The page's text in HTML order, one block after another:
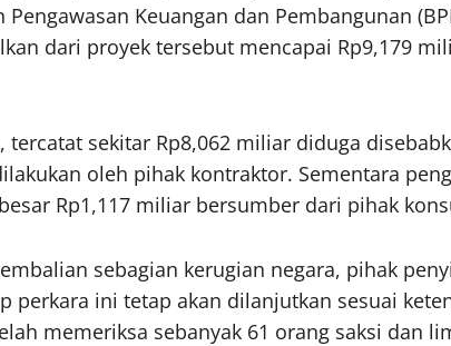
Keuangan dan Pembangunan
dari proyek tersebut mencapai Rp9,179
sekitar Rp8,062 miliar diduga
oleh pihak kontraktor. Sementara
Rp1,117 miliar bersumber dari pihak
sebagian kerugian negara, pihak
perkara ini tetap akan dilanjutkan sesuai
memeriksa sebanyak 61 orang saksi dan